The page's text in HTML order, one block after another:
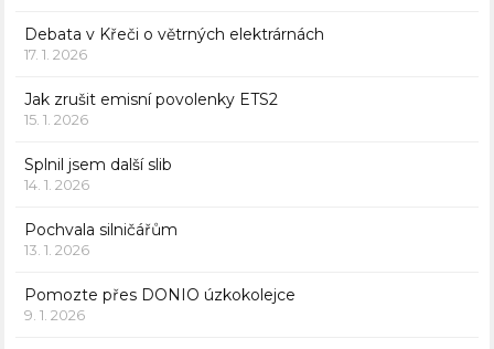
Debata v Křeči o větrných elektrárnách
17. 1. 2026
Jak zrušit emisní povolenky ETS2
15. 1. 2026
Splnil jsem další slib
14. 1. 2026
Pochvala silničářům
13. 1. 2026
Pomozte přes DONIO úzkokolejce
9. 1. 2026